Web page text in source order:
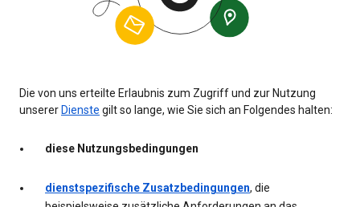
Die von uns erteilte Erlaubnis zum Zugriff und zur Nutzung
unsererDienste gilt so lange, wie Sie sich an Folgendes halten:
diese Nutzungsbedingungen
dienstspezifische Zusatzbedingungen, die